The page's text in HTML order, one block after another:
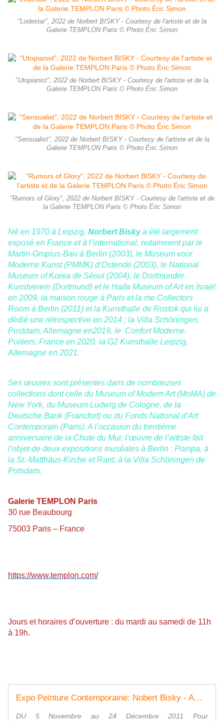
"Lodestar", 2022 de Norbert BISKY - Courtesy de l'artiste et de la
Galerie TEMPLON Paris © Photo Éric Simon
"Utopianist", 2022 de Norbert BISKY - Courtesy de l'artiste et de la
Galerie TEMPLON Paris © Photo Éric Simon
"Sensualist", 2022 de Norbert BISKY - Courtesy de l'artiste et de la
Galerie TEMPLON Paris © Photo Éric Simon
"Rumors of Glory", 2022 de Norbert BISKY - Courtesy de l'artiste et de
la Galerie TEMPLON Paris © Photo Éric Simon
Né en 1970 à Leipzig, Norbert Biskya été largement
exposé en France et à l’international, notamment par le
Martin-Gropius-Bau à Berlin (2003), le Museum voor
Moderne Kunst (PMMK) d’Ostende (2003), le National
Museum of Korea de Séoul (2004), le Dortmunder
Kunstverein (Dortmund) et le Haifa Museum of Art en Israël
en 2009, la maison rouge à Paris et la me Collectors
Room à Berlin (2011) et la Kunsthalle de Rostok qui lui a
dédié une rétrospective en 2014 ; la Villa Schöningen,
Postdam, Allemagne en2019, le Confort Moderne,
Poitiers, France en 2020, la G2 Kunsthalle Leipzig,
Allemagne en 2021.
Ses œuvres sont présentes dans de nombreuses
collections dont celle du Museum of Modern Art (MoMA) de
New York, du Museum Ludwig de Cologne, de la
Deutsche Bank (Francfort) ou du Fonds National d’Art
Contemporain (Paris). A l’occasion du trentième
anniversaire de la Chute du Mur, l’œuvre de l’artiste fait
l’objet de deux expositions muséales à Berlin : Pompa, à
la St.-Matthäus-Kirche et Rant, à la Villa Schöningen de
Potsdam.
Galerie TEMPLON Paris
30 rue Beaubourg
75003 Paris – France
https://www.templon.com/
Jours et horaires d’ouverture : du mardi au samedi de 11h
à 19h.
Expo Peinture Contemporaine: Nobert Bisky - ACTUART by Eric SIMON
DU 5 Novembre au 24 Décembre 2011 Pour